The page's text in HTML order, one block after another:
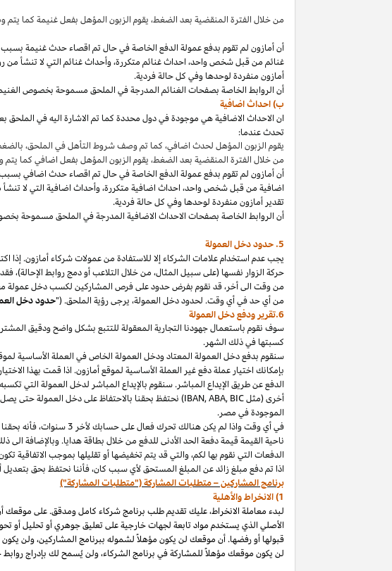
من خلال الفترة المنقضية بعد الضغط،يقوم الزبون المؤهل بفعل غنيمة كما
أن أمازون لم تقوم بدفع عمولة الدفع الخاصة في حال تم اقصاء حدث غنيمة
غنائم من قبل شخصواحد، احداث غنائم متكررة،وأحداث غنائم التي لا تنشأ
أمازون منفردة لوحدها وفي كل حالة فردية.
أن الروابط الخاصة بصفحات الغنائم المدرجة في الملحق مسموحة بخصوص
ب) احداث اضافية
ان الاحداث الاضافية هي موجودة في دول محددة كما تم الاشارة اليه في الملحق
تحدث عندما:
يقوم الزبون المؤهل لحدث اضافي، كما تم وصف شروط التأهل في الملحق،
من خلال الفترة المنقضية بعد الضغط، يقوم الزبون المؤهل بفعل اضافي كما
أن أمازون لم تقوم بدفع عمولة الدفع الخاصة في حال تم اقصاء حدث اضافي
اضافية من قبل شخصواحد، احداث اضافية متكررة،وأحداث اضافية التي لا
تقدير أمازون منفردة لوحدها وفي كل حالة فردية.
أن الروابط الخاصة بصفحات الاحداث الاضافية المدرجة في الملحق مسموحة
5. حدود دخل العمولة
يجب عدم استخدام علامات الشركاء إلا للاستفادة من عمولات شركاء أمازون.
حركة الزوار نفسها (على سبيل المثال، من خلال التلاعب أو دمج روابط
من وقت الىأخر،قد نقوم بفرض حدود على فرص المشاركين لكسب دخل عمولة
من أي حد في أي وقت. لحدود دخل العمولة، يرجى رؤية الملحق. ("حدود دخل
6.تقرير ودفع دخل العمولة
سوف نقوم باستعمال جهودنا التجارية المعقولة للتتبع بشكل واضح ودقيق
كسبتها في ذلك الشهر.
بإمكانك اختيار عملة دفع غير العملة الأساسية لموقع أمازون. اذا قمت بهذا
الدفع عن طريق الإيداع المباشر. سنقوم بالإيداع المباشر لدخل العمولة التي
أخرى (مثل
IBAN,ABA, BIC ) نحتفظ بحقنا بالاحتفاظ على دخل العمولة حتى
الموجودةفي مصر.
في أي وقتواذا لم يكن هنالك تحرك فعال على حسابك لأخر 3 سنوات،فأنه
ناحية القيمة قيمة دفعة الحد الأدنى للدفع من خلال بطاقة هدايا. وبالإضافة الى
الدفعات التي نقوم بها لكم،والتي قد يتم تخفيضها أو تقليلها بموجب الاتفاقية
اذا تم دفع مبلغ زائد عن المبلغ المستحق لأي سبب كان،فأننا نحتفظ بحق بتعديل
برنامج المشاركين – متطلبات المشاركة ("متطلبات المشاركة")
1) الانخراط والأهلية
لبدء معاملة الانخراط، عليك تقديم طلب برنامج شركاء كامل ومدقق. على
الأصلي الذي يستخدم مواد تابعة لجهات خارجية على تعليق جوهري أو تحليل أو
قبولها أو رفضها. أن موقعك لن يكون مؤهلاً لشموله ببرنامج المشاركين، ولن
لن يكون موقعك مؤهلاً للمشاركة في برنامج الشركاء، ولن يُسمح لك بإدراج